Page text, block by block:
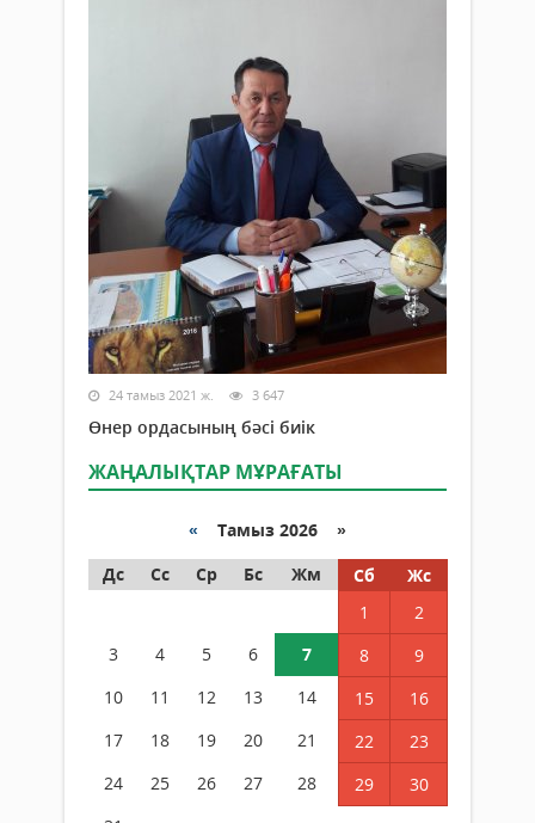
24 тамыз 2021 ж. 3 647
Өнер ордасының бәсі биік
ЖАҢАЛЫҚТАР МҰРАҒАТЫ
« Тамыз 2026 »
Дс
Сс Ср Бс Жм Сб
Жс
1
2
3
4 5 6 7 8
9
10
11 12 13 14 15
16
17
18 19 20 21 22
23
24
25 26 27 28 29
30